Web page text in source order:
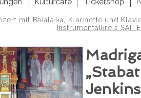
mit Balalaika, Klarinette und
Instrumentalkreis
Jenkins